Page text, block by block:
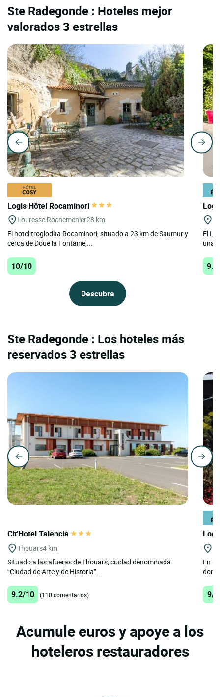
Ste Radegonde : Hoteles mejor
valorados 3 estrellas
Logis Hôtel Rocaminori
Louresse Rochemenier28 km
El hotel troglodita Rocaminori, situado a 23 km de Saumur y
cerca de Doué la Fontaine,...
10/10
Descubra
El
una
Ste Radegonde : Los hoteles más
reservados 3 estrellas
Cit'Hotel Talencia
Thouars4 km
Situado a las afueras de Thouars, ciudad denominada
“Ciudad de Arte y de Historia”...
9.2/10 (110 comentarios)
En
9/
Acumule euros y apoye a los
hoteleros restauradores